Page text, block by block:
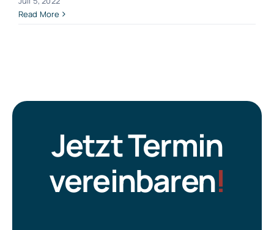
Read More
Jetzt Termin
vereinbaren!